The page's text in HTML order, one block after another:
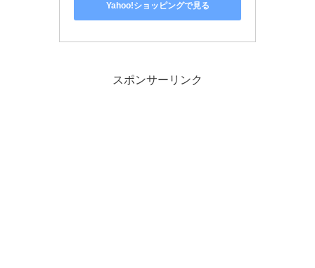
Yahoo!ショッピングで見る
スポンサーリンク